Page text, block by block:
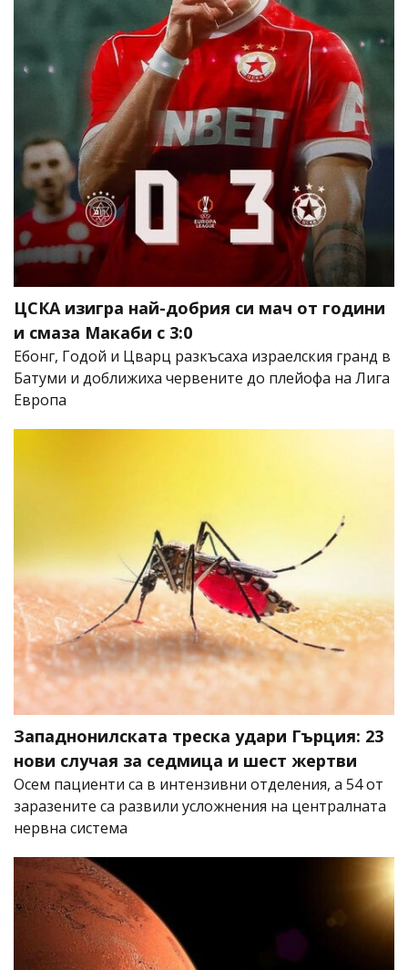
ЦСКА изигра най-добрия си мач от години
и смаза Макаби с 3:0
Ебонг, Годой и Цварц разкъсаха израелския гранд в
Батуми и доближиха червените до плейофа на Лига
Европа
Западнонилската треска удари Гърция: 23
нови случая за седмица и шест жертви
Осем пациенти са в интензивни отделения, а 54 от
заразените са развили усложнения на централната
нервна система